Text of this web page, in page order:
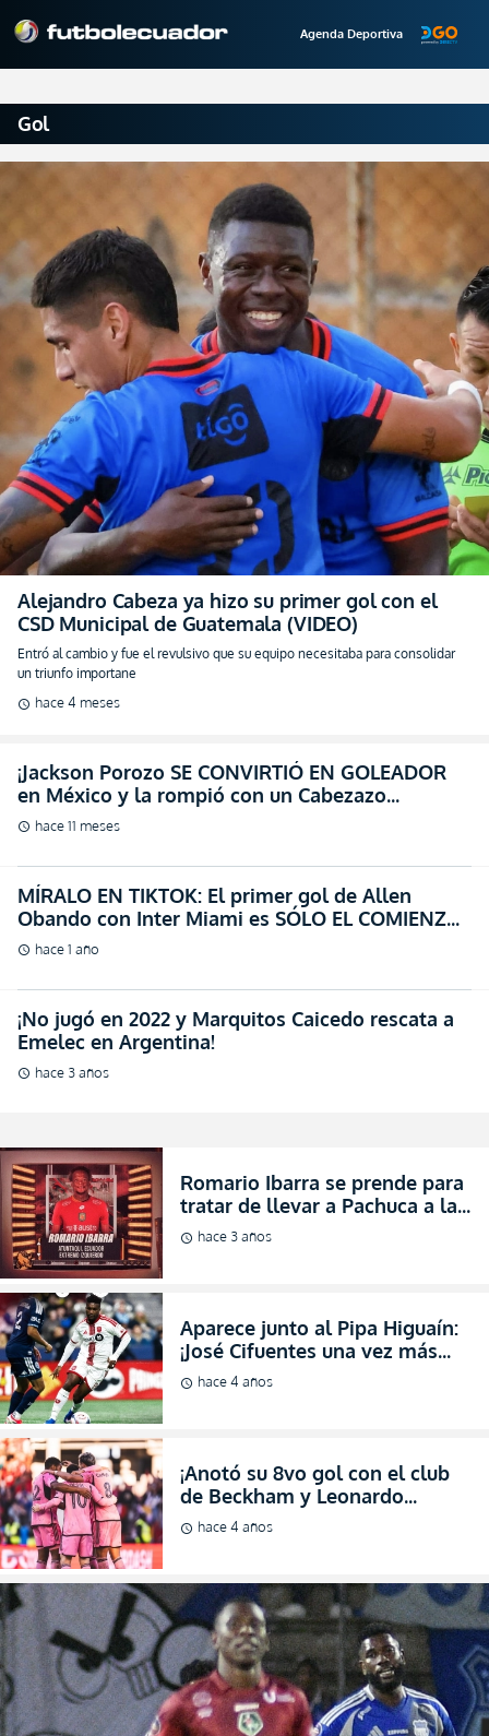
Agenda Deportiva
Gol
Alejandro Cabeza ya hizo su primer gol con el
CSD Municipal de Guatemala (VIDEO)
Entró al cambio y fue el revulsivo que su equipo necesitaba para consolidar
un triunfo importane
schedule hace 4 meses
¡Jackson Porozo SE CONVIRTIÓ EN GOLEADOR
en México y la rompió con un Cabezazo
Imparable! (VIDEO)
schedule hace 11 meses
MÍRALO EN TIKTOK: El primer gol de Allen
Obando con Inter Miami es SÓLO EL COMIENZO
DE SU HISTORIA
schedule hace 1 año
¡No jugó en 2022 y Marquitos Caicedo rescata a
Emelec en Argentina!
schedule hace 3 años
Romario Ibarra se prende para
tratar de llevar a Pachuca a la
final (VIDEO)
schedule hace 3 años
Aparece junto al Pipa Higuaín:
¡José Cifuentes una vez más
“convocado” al Equipo Ideal de
la MLS!
schedule hace 4 años
¡Anotó su 8vo gol con el club
de Beckham y Leonardo
Campana fue premiado en la
MLS! (VIDEO)
schedule hace 4 años